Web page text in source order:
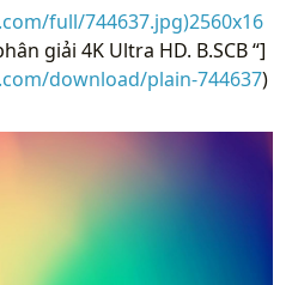
full/744637.jpg)2560x16
giải 4K Ultra HD. B.SCB “]
download/plain-744637)